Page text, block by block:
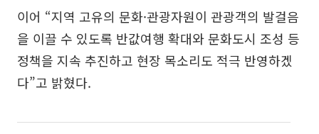
이어 “지역 고유의 문화·관광자원이 관광객의 발걸음
을 이끌 수 있도록 반값여행 확대와 문화도시 조성 등
정책을 지속 추진하고 현장 목소리도 적극 반영하겠
다”고 밝혔다.